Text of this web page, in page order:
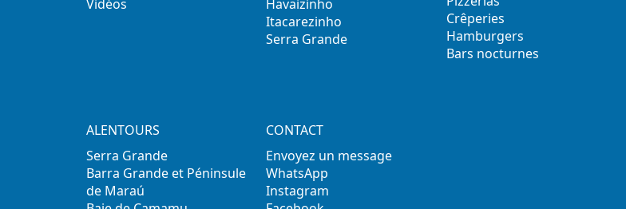
Vidéos
Havaizinho
Itacarezinho
Serra Grande
Crêperies
Hamburgers
Bars nocturnes
ALENTOURS
Serra Grande
Barra Grande et Péninsule
de Maraú
CONTACT
Envoyez un message
WhatsApp
Instagram